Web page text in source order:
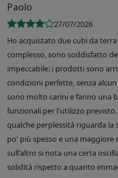
Paolo
27/07/2026
Ho acquistato due cubi da
complesso, sono soddisfatto
impeccabile: i prodotti sono
condizioni perfette, senza
sono molto carini e fanno una
funzionali per l'utilizzo
qualche perplessità riguarda
po' più spesso e una
sull'altro si nota una certa
solidità rispetto a quanto